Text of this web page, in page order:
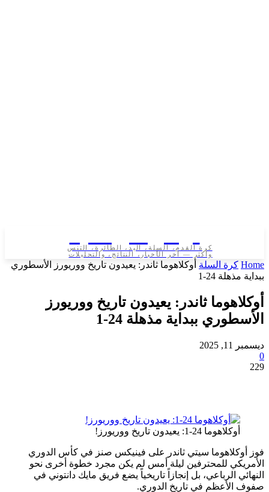
كرة القدم، السلة، اليد، الطائرة، التنس
وأكثر — آخر الأخبار، النتائج، والتحليلات
كرة السلة أوكلاهوما ثاندر: يعيدون تاريخ ووريورز الأسطوري
24-1
ثاندر: يعيدون تاريخ ووريورز
ببداية مذهلة 24-1
24-1: يعيدون تاريخ ووريورز!
سيتي ثاندر على فينيكس صنز في كأس الدوري
للمحترفين ليلة أمس لم يكن مجرد خطوة أخرى نحو
الرباعي، بل إنجازاً تاريخياً يضع فريق مايك دانتوني في
في تاريخ الدوري.